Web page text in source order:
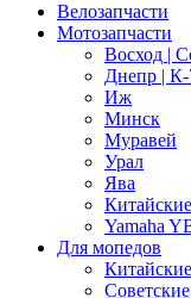
Велозапчасти
Мотозапчасти
Восход |
Днепр | К-
Иж
Минск
Муравей
Урал
Ява
Yamaha
Для мопедов